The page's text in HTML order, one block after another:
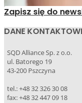
Zapisz się do
DANE
SQD Alliance Sp. z o.o.
ul. Batorego 19
43-200 Pszczyna
tel.: +48 32 326 30 08
fax: +48 32 447 09 18